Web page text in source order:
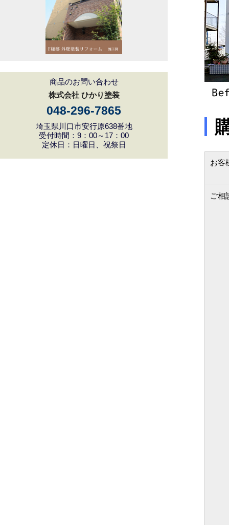
商品のお問い合わせ
株式会社 ひかり塗装
048-296-7865
埼玉県川口市安行原638番地
受付時間：9：00～17：00
定休日：日曜日、祝祭日
お客
ご相